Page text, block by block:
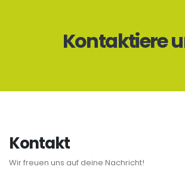
Kontaktiere
Kontakt
Wir freuen uns auf deine Nachricht!